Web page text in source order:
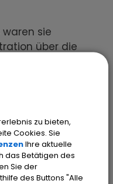
sie
über die
forderten den
Am 12.
die sofortige
nachdem der
gebeten hatte,
er um ihre
die
zu bieten,
Cookies. Sie
Ihre aktuelle
das Betätigen des
Sie der
des Buttons "Alle